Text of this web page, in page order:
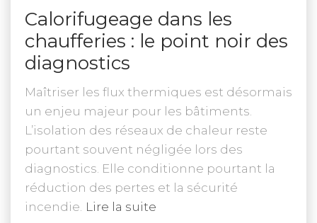
Calorifugeage dans les
chaufferies : le point noir des
diagnostics
Maîtriser les flux thermiques est désormais
un enjeu majeur pour les bâtiments.
L’isolation des réseaux de chaleur reste
pourtant souvent négligée lors des
diagnostics. Elle conditionne pourtant la
réduction des pertes et la sécurité
incendie. Lire la suite